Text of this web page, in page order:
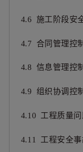
4.6 施工阶段安
4.7 合同管理控
4.8 信息管理控
4.9 组织协调控
4.10 工程质量
4.11 工程安全